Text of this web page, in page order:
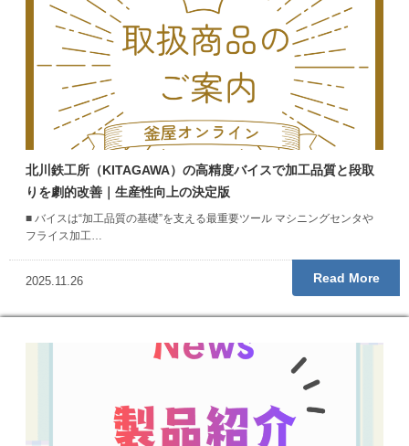
北川鉄工所（KITAGAWA）の高精度バイスで加工品質と段取
りを劇的改善｜生産性向上の決定版
■ バイスは“加工品質の基礎”を支える最重要ツール マシニングセンタや
フライス加工…
Read More
2025.11.26